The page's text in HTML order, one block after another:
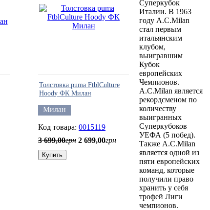
Толстовка puma FtblCulture
Hoody ФК Милан
Милан
0015119
3 699,00грн 2 699,00грн
Купить
Суперкубок
Италии. В 1963
году A.C.Milan
стал первым
итальянским
клубом,
выигравшим
Кубок
европейских
Чемпионов.
A.C.Milan является
рекордсменом по
количеству
выигранных
Суперкубоков
УЕФА (5 побед).
Также A.C.Milan
является одной из
пяти европейских
команд, которые
получили право
хранить у себя
трофей Лиги
чемпионов.